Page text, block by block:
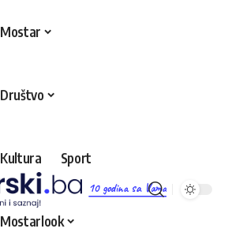
10 godina sa Vama
Mostar
Društvo
Kultura Sport
Mostarlook